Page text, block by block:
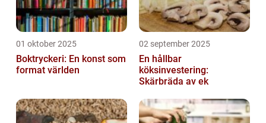
01 oktober 2025
Boktryckeri: En konst som
format världen
02 september 2025
En hållbar
köksinvestering:
Skärbräda av ek